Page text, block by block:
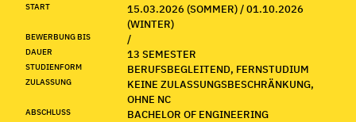
START
15.03.2026 (SOMMER) / 01.10.2026
(WINTER)
BEWERBUNG BIS /
DAUER 13 SEMESTER
STUDIENFORM BERUFSBEGLEITEND, FERNSTUDIUM
ZULASSUNG
KEINE ZULASSUNGSBESCHRÄNKUNG,
OHNE NC
ABSCHLUSS BACHELOR OF ENGINEERING